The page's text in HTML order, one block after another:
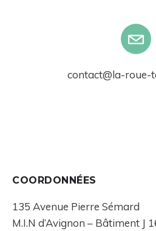
contact@la-roue-
COORDONNÉES
135 Avenue Pierre Sémard
M.I.N d’Avignon – Bâtiment J